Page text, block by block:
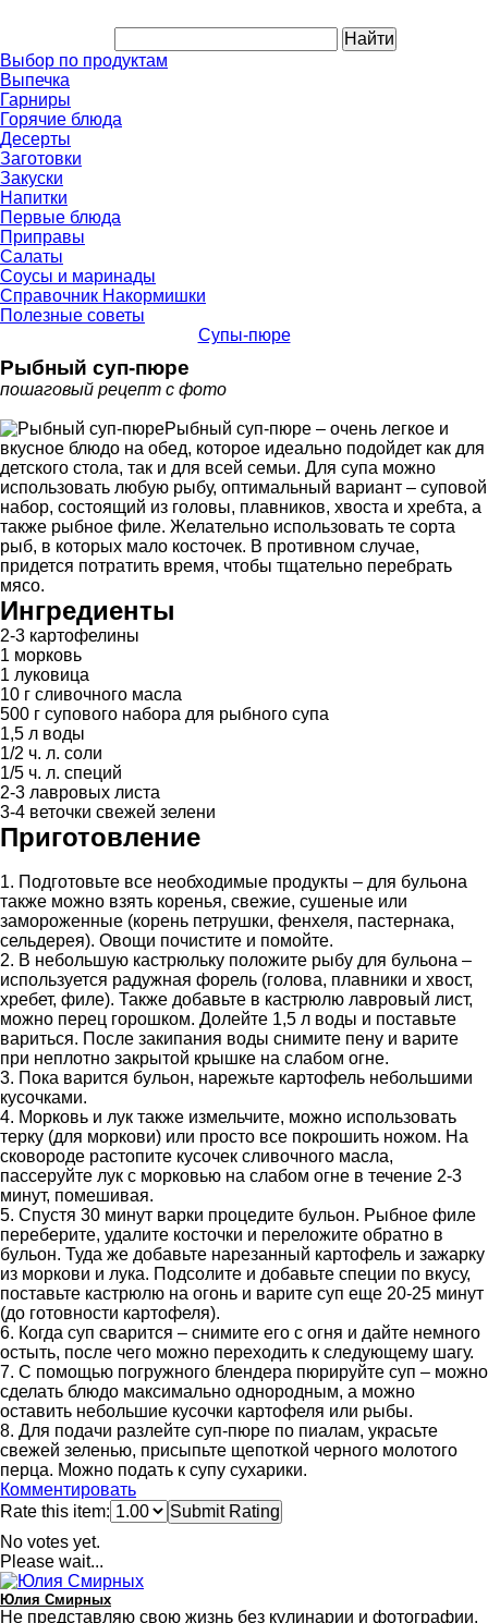
Выбор по продуктам
Выпечка
Гарниры
Горячие блюда
Десерты
Заготовки
Закуски
Напитки
Первые блюда
Приправы
Салаты
Соусы и маринады
Справочник Накормишки
Полезные советы
Супы-пюре
Рыбный суп-пюре
пошаговый рецепт с фото
Рыбный суп-пюре – очень легкое и
вкусное блюдо на обед, которое идеально подойдет как для
детского стола, так и для всей семьи. Для супа можно
использовать любую рыбу, оптимальный вариант – суповой
набор, состоящий из головы, плавников, хвоста и хребта, а
также рыбное филе. Желательно использовать те сорта
рыб, в которых мало косточек. В противном случае,
придется потратить время, чтобы тщательно перебрать
мясо.
Ингредиенты
2-3 картофелины
1 морковь
1 луковица
10 г сливочного масла
500 г супового набора для рыбного супа
1,5 л воды
1/2 ч. л. соли
1/5 ч. л. специй
2-3 лавровых листа
3-4 веточки свежей зелени
Приготовление
1. Подготовьте все необходимые продукты – для бульона
также можно взять коренья, свежие, сушеные или
замороженные (корень петрушки, фенхеля, пастернака,
сельдерея). Овощи почистите и помойте.
2. В небольшую кастрюльку положите рыбу для бульона –
используется радужная форель (голова, плавники и хвост,
хребет, филе). Также добавьте в кастрюлю лавровый лист,
можно перец горошком. Долейте 1,5 л воды и поставьте
вариться. После закипания воды снимите пену и варите
при неплотно закрытой крышке на слабом огне.
3. Пока варится бульон, нарежьте картофель небольшими
кусочками.
4. Морковь и лук также измельчите, можно использовать
терку (для моркови) или просто все покрошить ножом. На
сковороде растопите кусочек сливочного масла,
пассеруйте лук с морковью на слабом огне в течение 2-3
минут, помешивая.
5. Спустя 30 минут варки процедите бульон. Рыбное филе
переберите, удалите косточки и переложите обратно в
бульон. Туда же добавьте нарезанный картофель и зажарку
из моркови и лука. Подсолите и добавьте специи по вкусу,
поставьте кастрюлю на огонь и варите суп еще 20-25 минут
(до готовности картофеля).
6. Когда суп сварится – снимите его с огня и дайте немного
остыть, после чего можно переходить к следующему шагу.
7. С помощью погружного блендера пюрируйте суп – можно
сделать блюдо максимально однородным, а можно
оставить небольшие кусочки картофеля или рыбы.
8. Для подачи разлейте суп-пюре по пиалам, украсьте
свежей зеленью, присыпьте щепоткой черного молотого
перца. Можно подать к супу сухарики.
Комментировать
Rate this item:
Submit Rating
No votes yet.
Please wait...
Юлия Смирных
Не представляю свою жизнь без кулинарии и фотографии.